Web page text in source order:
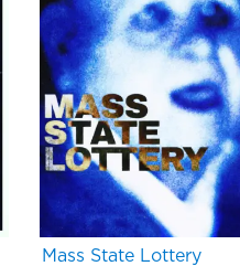
Mass State Lottery